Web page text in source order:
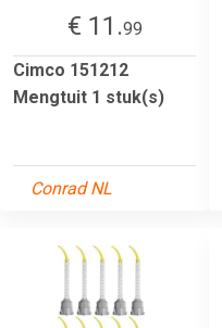
€ 11.99
Cimco 151212
Mengtuit 1 stuk(s)
Conrad NL